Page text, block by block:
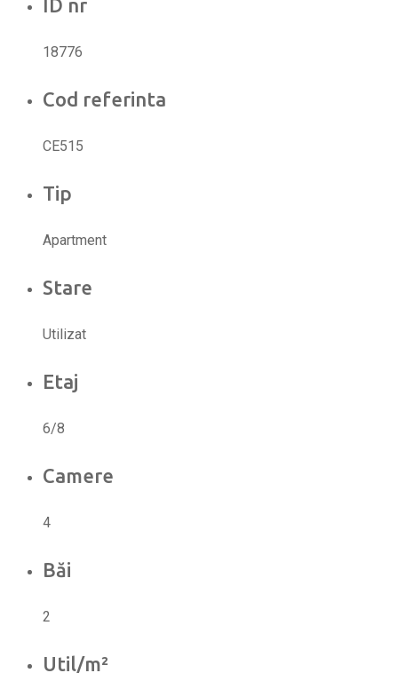
ID nr
18776
Cod referinta
CE515
Tip
Apartment
Stare
Utilizat
Etaj
6/8
Camere
4
Băi
2
Util/m²